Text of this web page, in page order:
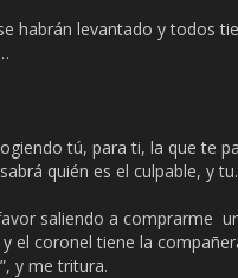
habrán levantado y todos
tú, para ti, la que te
quién es el culpable, y
saliendo a comprarme
el coronel tiene la
y me tritura.